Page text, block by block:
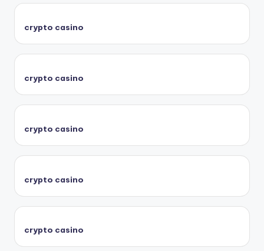
crypto casino
crypto casino
crypto casino
crypto casino
crypto casino